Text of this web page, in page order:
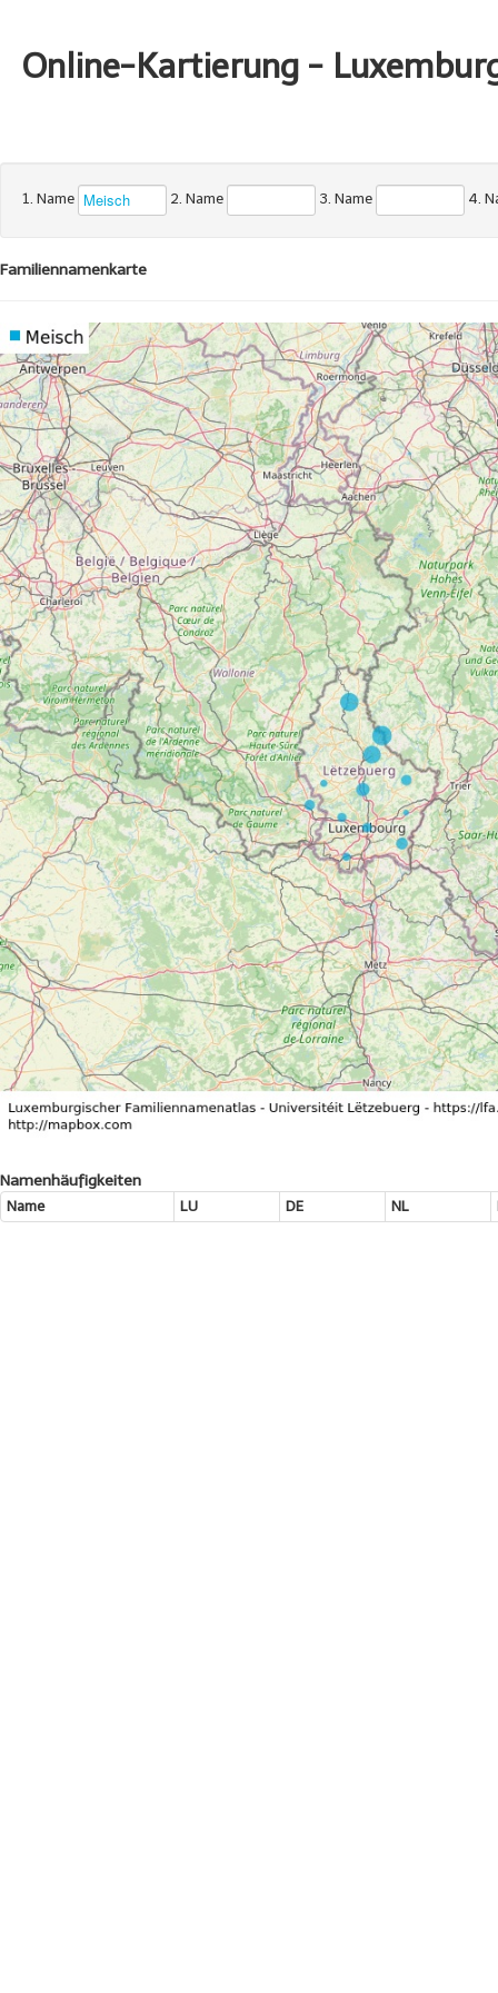
Online-Kartierung -
1. Name 2. Name 3. Name 4.
Familiennamenkarte
Namenhäufigkeiten
Name LU DE NL